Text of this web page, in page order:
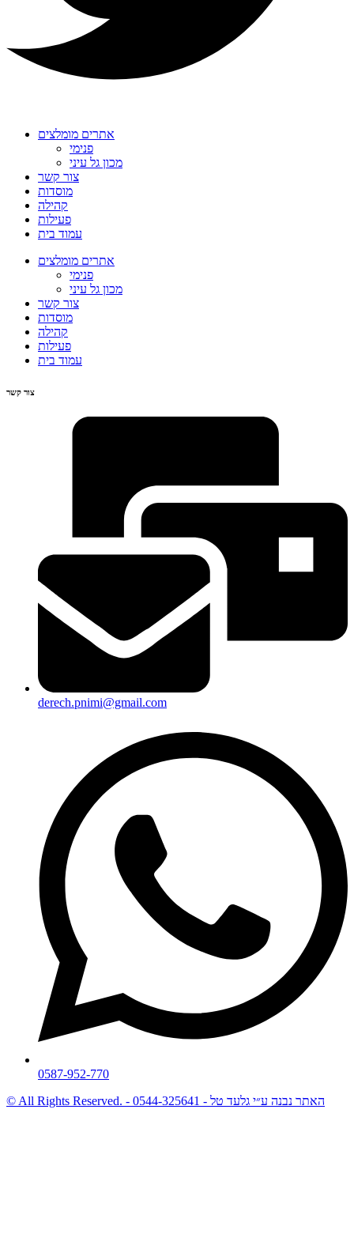
אתרים מומלצים
פנימי
מכון גל עיני
צור קשר
מוסדות
קהילה
פעילות
עמוד בית
אתרים מומלצים
פנימי
מכון גל עיני
צור קשר
מוסדות
קהילה
פעילות
עמוד בית
צור קשר
derech.pnimi@gmail.com
0587-952-770
© All Rights Reserved. - האתר נבנה ע״י גלעד טל - 0544-325641